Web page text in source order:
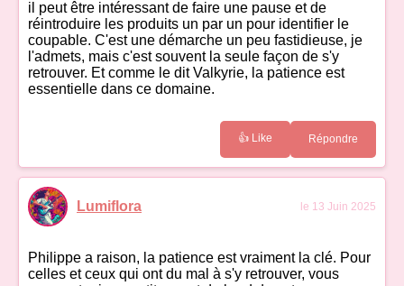
il peut être intéressant de faire une pause et de
réintroduire les produits un par un pour identifier le
coupable. C'est une démarche un peu fastidieuse, je
l'admets, mais c'est souvent la seule façon de s'y
retrouver. Et comme le dit Valkyrie, la patience est
essentielle dans ce domaine.
👍 Like Répondre
Lumiflora le 13 Juin 2025
Philippe a raison, la patience est vraiment la clé. Pour
celles et ceux qui ont du mal à s'y retrouver, vous